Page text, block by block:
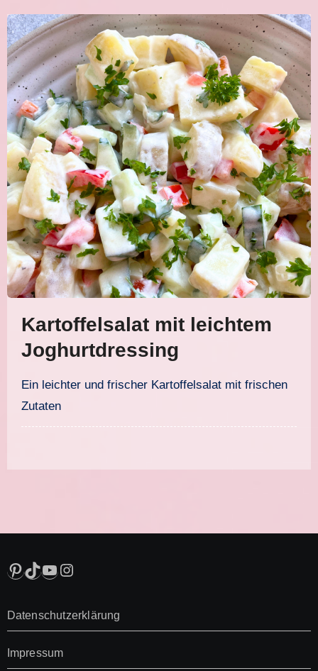
Kartoffelsalat mit leichtem
Joghurtdressing
Ein leichter und frischer Kartoffelsalat mit frischen
Zutaten
Pinterest
TikTok
YouTube
Instagram
Datenschutzerklärung
Impressum